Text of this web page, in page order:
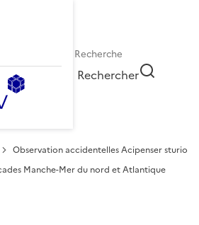
Rechercher
Observation accidentelles Acipenser sturio
Manche-Mer du nord et Atlantique